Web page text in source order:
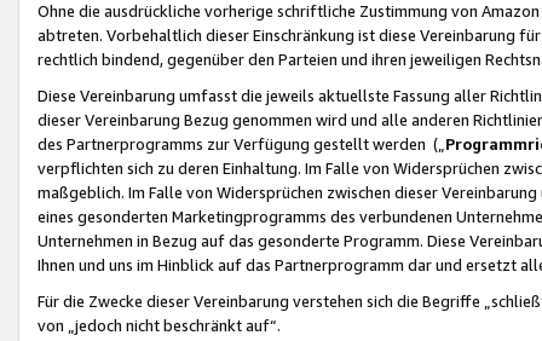
Ohne die ausdrückliche vorherige schriftliche Zustimmung von
abtreten. Vorbehaltlich dieser Einschränkung ist diese Vereinbarung
rechtlich bindend, gegenüber den Parteien und ihren jeweiligen
Diese Vereinbarung umfasst die jeweils aktuellste Fassung aller
dieser Vereinbarung Bezug genommen wird und alle anderen
des Partnerprogramms zur Verfügung gestellt werden („
verpflichten sich zu deren Einhaltung. Im Falle von Widersprüchen
maßgeblich. Im Falle von Widersprüchen zwischen dieser
eines gesonderten Marketingprogramms des verbundenen
Unternehmen in Bezug auf das gesonderte Programm. Diese
Ihnen und uns im Hinblick auf das Partnerprogramm dar und ersetzt
Für die Zwecke dieser Vereinbarung verstehen sich die Begriffe
von „jedoch nicht beschränkt auf“.